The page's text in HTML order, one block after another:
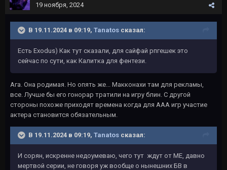
19 ноября, 2024
В 19.11.2024 в 09:19, Tanatos сказал:
Есть Exodus) Как тут сказали, для сайфай рпгешек это
сейчас по сути, как Калитка для фентези.
Ага. Она родимая. Но опять же... Макконахи там для рекламы,
все. Лучше бы его гонорар тратили на игру блин. С другой
стороны похоже приходят времена когда для ААА игр участие
актера становится обязательным.
В 19.11.2024 в 09:19, Tanatos сказал:
И сорян, искренне недоумеваю, чего тут ждут от ME, давно
мертвой серии, не говоря уж вообще о нынешних БВ в